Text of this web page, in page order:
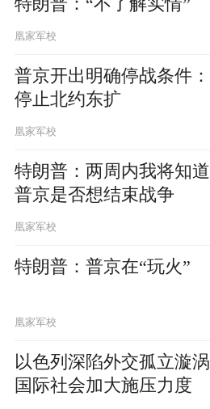
凰家军校
普京开出明确停战条件：
停止北约东扩
凰家军校
特朗普：两周内我将知道
普京是否想结束战争
凰家军校
特朗普：普京在“玩火”
凰家军校
以色列深陷外交孤立漩涡
国际社会加大施压力度